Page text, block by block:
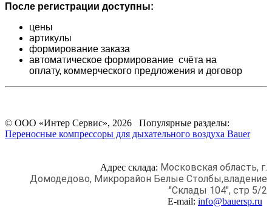
После регистрации доступны:
цены
артикулы
формирование заказа
автоматическое формирование счёта на
оплату, коммерческого предложения и договор
© ООО «Интер Сервис», 2026 Популярные разделы:
Переносные компрессоры для дыхательного воздуха Bauer
Адрес склада: Московская область, г.
Домодедово, Микрорайон Белые Столбы,владение
"Склады 104", стр 5/2
E-mail: info@bauersp.ru